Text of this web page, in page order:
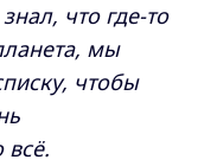
что где-то
мы
чтобы
всё.